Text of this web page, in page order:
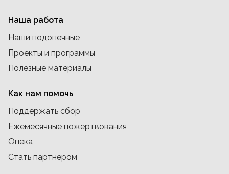
Наша работа
Наши подопечные
Проекты и программы
Полезные материалы
Как нам помочь
Поддержать сбор
Ежемесячные пожертвования
Опека
Стать партнером